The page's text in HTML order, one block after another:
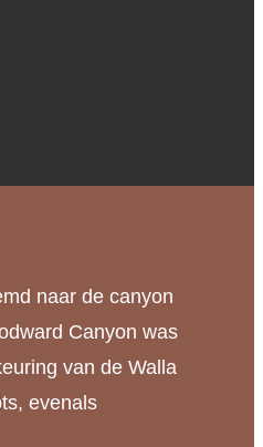
naar de canyon
Canyon was
van de Walla
evenals